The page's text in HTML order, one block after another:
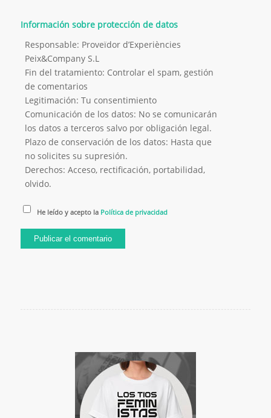
Información sobre protección de datos
Responsable: Proveïdor d’Experiències
Peix&Company S.L
Fin del tratamiento: Controlar el spam, gestión
de comentarios
Legitimación: Tu consentimiento
Comunicación de los datos: No se comunicarán
los datos a terceros salvo por obligación legal.
Plazo de conservación de los datos: Hasta que
no solicites su supresión.
Derechos: Acceso, rectificación, portabilidad,
olvido.
He leído y acepto la Política de privacidad